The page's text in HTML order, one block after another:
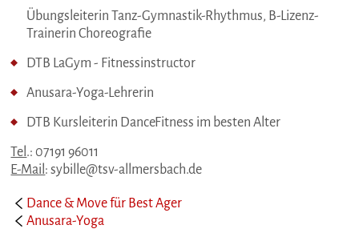
Übungsleiterin Tanz-Gymnastik-Rhythmus, B-Lizenz-
Trainerin Choreografie
DTB LaGym - Fitnessinstructor
Anusara-Yoga-Lehrerin
DTB Kursleiterin DanceFitness im besten Alter
Tel .: 07191 96011
E-Mail : sybille@tsv-allmersbach.de
Dance & Move für Best Ager
Anusara-Yoga